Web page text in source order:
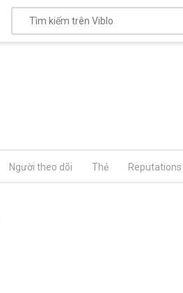
Người theo dõi Thẻ Reputations